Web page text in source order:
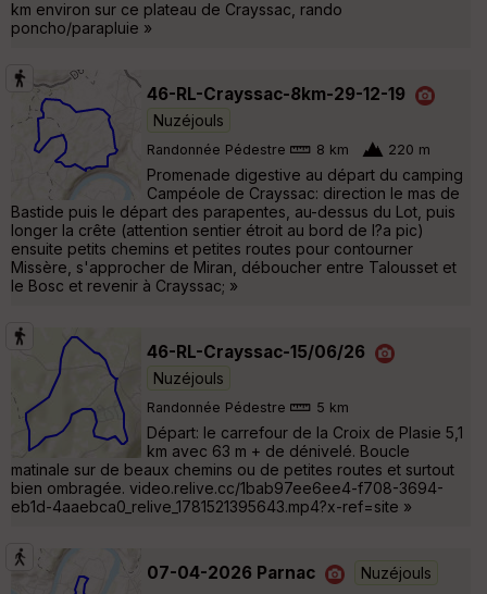
km environ sur ce plateau de Crayssac, rando
poncho/parapluie »
46-RL-Crayssac-8km-29-12-19
Nuzéjouls
Randonnée Pédestre 8 km 220 m
Promenade digestive au départ du camping
Campéole de Crayssac: direction le mas de
Bastide puis le départ des parapentes, au-dessus du Lot, puis
longer la crête (attention sentier étroit au bord de l?a pic)
ensuite petits chemins et petites routes pour contourner
Missère, s'approcher de Miran, déboucher entre Talousset et
le Bosc et revenir à Crayssac; »
46-RL-Crayssac-15/06/26
Nuzéjouls
Randonnée Pédestre 5 km
Départ: le carrefour de la Croix de Plasie 5,1
km avec 63 m + de dénivelé. Boucle
matinale sur de beaux chemins ou de petites routes et surtout
bien ombragée. video.relive.cc/1bab97ee6ee4-f708-3694-
eb1d-4aaebca0_relive_1781521395643.mp4?x-ref=site »
07-04-2026 Parnac Nuzéjouls